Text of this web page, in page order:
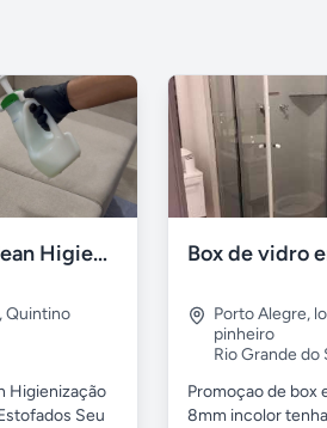
Renova Clean Higienização Premium de Estofados
,Quintino
Higienização
Seu
Porto Alegre,
pinheiro
Rio Grande do
Promoçao de box
8mm incolor